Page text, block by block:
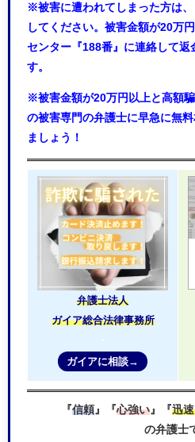
※被害に遭われてしまった方は
してください。被害金額が20万
センター『188番』に連絡して返
す。
※被害金額が20万円以上と高額
の被害専門の弁護士に早急に無
ましょう！
弁護士法人
ガイア総合法律事務所
・
ガイアに相談→
『信頼 』『心強い 』『迅
の弁護士